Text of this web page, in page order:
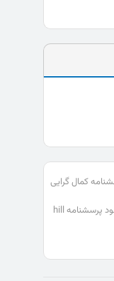
کمال گرایی
دانلود پرسشنامه hill